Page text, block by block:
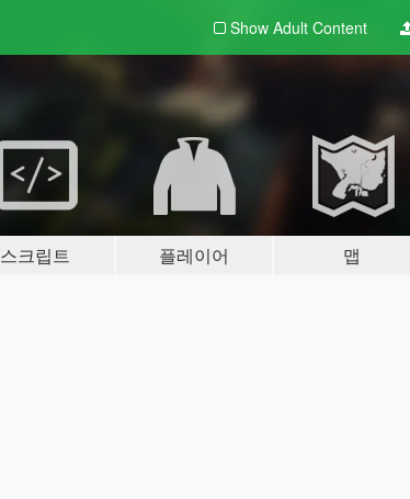
Show Adult Content
스크립트 플레이어 맵